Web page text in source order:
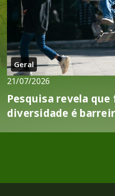
Geral
21/07/2026
Pesquisa revela
diversidade é